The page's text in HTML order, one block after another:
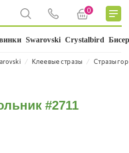
0
Swarovski Crystalbird
⁄ Клеевые стразы ⁄ Стразы
#2711